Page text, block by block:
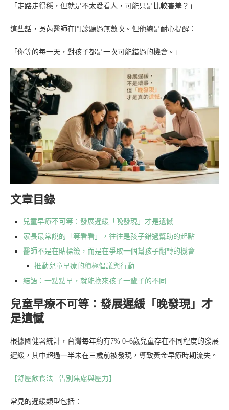
「走路走得穩，但就是不太愛看人，可能只是比較害羞？」
這些話，吳芮醫師在門診聽過無數次。但他總是耐心提醒：
「你等的每一天，對孩子都是一次可能錯過的機會。」
文章目錄
兒童早療不可等：發展遲緩「晚發現」才是遺憾
家長最常說的「等看看」，往往是孩子錯過幫助的起點
醫師不是在貼標籤，而是在爭取一個幫孩子翻轉的機會
推動兒童早療的積極倡議與行動
結語：一點點早，就能換來孩子一輩子的不同
兒童早療不可等：發展遲緩「晚發現」才
是遺憾
根據國健署統計，台灣每年約有7% 0–6歲兒童存在不同程度的發展
遲緩，其中超過一半未在三歲前被發現，導致黃金早療時期流失。
【舒壓飲食法 | 告別焦慮與壓力】
常見的遲緩類型包括：